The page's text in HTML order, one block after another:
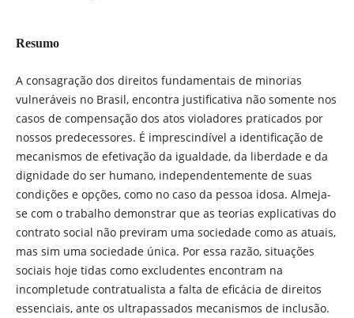
Resumo
A consagração dos direitos fundamentais de minorias
vulneráveis no Brasil, encontra justificativa não somente nos
casos de compensação dos atos violadores praticados por
nossos predecessores. É imprescindível a identificação de
mecanismos de efetivação da igualdade, da liberdade e da
dignidade do ser humano, independentemente de suas
condições e opções, como no caso da pessoa idosa. Almeja-
se com o trabalho demonstrar que as teorias explicativas do
contrato social não previram uma sociedade como as atuais,
mas sim uma sociedade única. Por essa razão, situações
sociais hoje tidas como excludentes encontram na
incompletude contratualista a falta de eficácia de direitos
essenciais, ante os ultrapassados mecanismos de inclusão.